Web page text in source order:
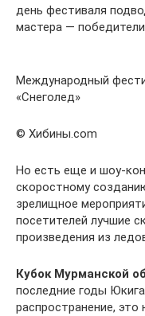
день фестиваля
мастера —
Международный
«Снеголед»
© Хибины.com
Но есть еще и шоу-
скоростному
зрелищное
посетителей лучшие
произведения из
Кубок Мурманской
последние годы
распространение,